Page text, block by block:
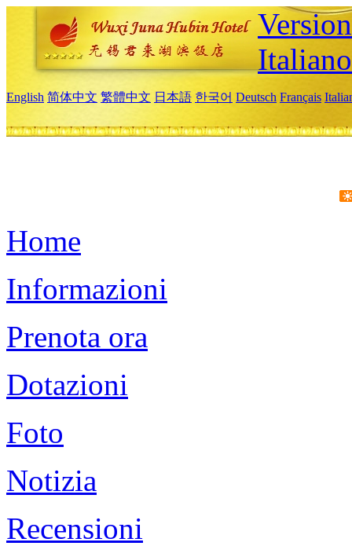
Italiano
English 简体中文 繁體中文 日本語 한국어 Deutsch Français
Home
Informazioni
Prenota ora
Dotazioni
Foto
Notizia
Recensioni